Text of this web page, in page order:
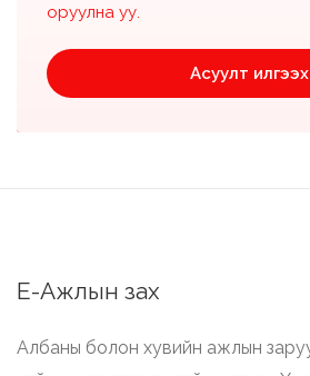
оруулна уу.
Асуулт илгээх
Е-Ажлын зах
Албаны болон хувийн ажлын